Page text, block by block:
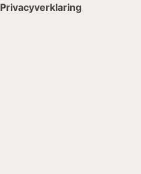
Privacyverklaring